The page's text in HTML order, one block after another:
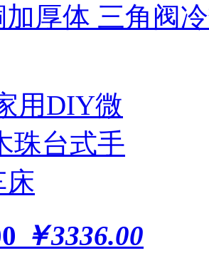
厚体 三角阀
￥3336.00